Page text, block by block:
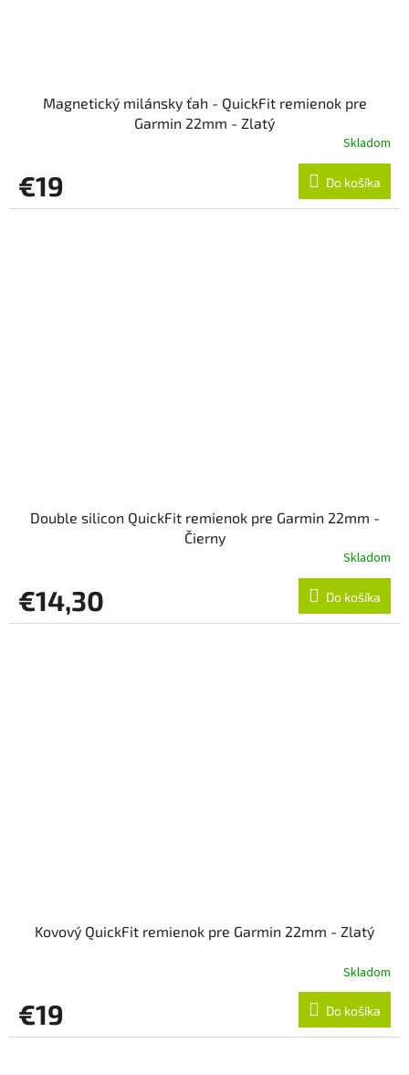
Magnetický milánsky ťah - QuickFit remienok pre
Garmin 22mm - Zlatý
Skladom
€19 Do košíka
Double silicon QuickFit remienok pre Garmin 22mm -
Čierny
Skladom
€14,30 Do košíka
Kovový QuickFit remienok pre Garmin 22mm - Zlatý
Skladom
€19 Do košíka